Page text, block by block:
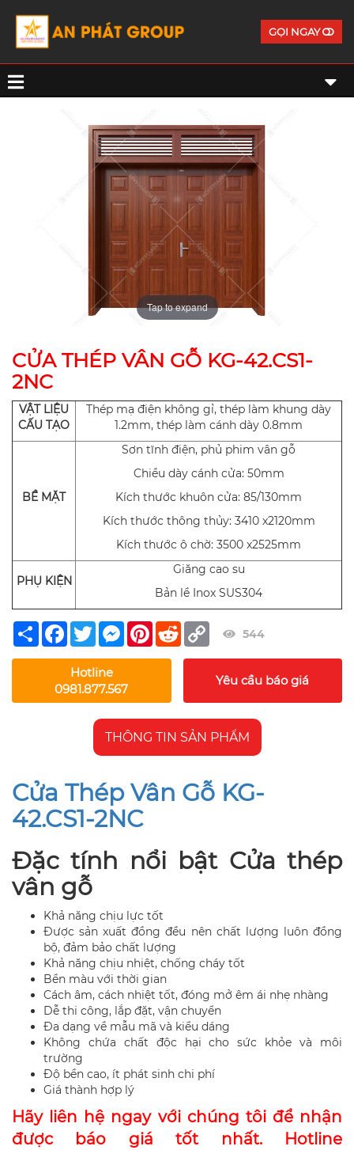
GỌI NGAY
Tap to expand
CỬA THÉP VÂN GỖ KG-42.CS1-
2NC
VẬT LIỆU
CẤU TẠO
Thép mạ điện không gỉ, thép làm khung dày
1.2mm, thép làm cánh dày 0.8mm
BỀ MẶT
Sơn tĩnh điện, phủ phim vân gỗ
Chiều dày cánh cửa: 50mm
Kích thước khuôn cửa: 85/130mm
Kích thước thông thủy: 3410 x2120mm
Kích thước ô chờ: 3500 x2525mm
PHỤ KIỆN
Giăng cao su
Bản lề Inox SUS304
Share Facebook
TwitterMessengerPinterest
Reddit Copy
Link
544
Hotline
0981.877.567
Yêu cầu báo giá
THÔNG TIN SẢN PHẨM
Cửa Thép Vân Gỗ KG-
42.CS1-2NC
Đặc tính nổi bật Cửa thép
vân gỗ
Khả năng chịu lực tốt
Được sản xuất đồng đều nên chất lượng luôn đồng
bộ, đảm bảo chất lượng
Khả năng chịu nhiệt, chống cháy tốt
Bền màu với thời gian
Cách âm, cách nhiệt tốt, đóng mở êm ái nhẹ nhàng
Dễ thi công, lắp đặt, vận chuyển
Đa dạng về mẫu mã và kiểu dáng
Không chứa chất độc hại cho sức khỏe và môi
trường
Độ bền cao, ít phát sinh chi phí
Giá thành hợp lý
Hãy liên hệ ngay với chúng tôi để nhận
được báo giá tốt nhất. Hotline